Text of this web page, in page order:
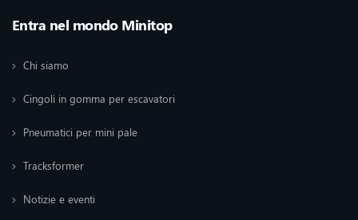
Entra nel mondo Minitop
Chi siamo
Cingoli in gomma per escavatori
Pneumatici per mini pale
Tracksformer
Notizie e eventi